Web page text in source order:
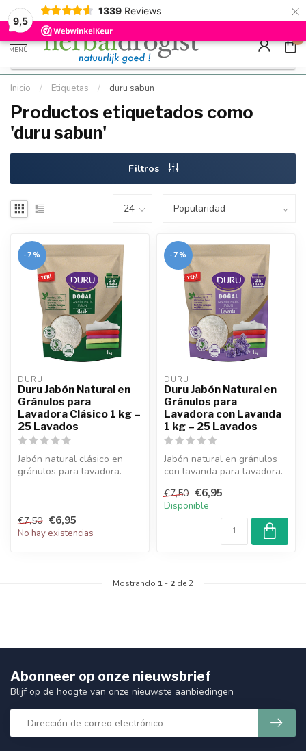
9,5
1339 Reviews ×
Kostenloser DE-Versand ab Mindestbestellwert |
Schnell geliefert
Minimum
Hızlı
MENÚ
0
Inicio / Etiquetas / duru sabun
Productos etiquetados como
'duru sabun'
Filtros
-7%
DURU
Duru Jabón Natural en
Gránulos para
Lavadora Clásico 1 kg –
25 Lavados
Jabón natural clásico en
gránulos para lavadora.
€7,50 €6,95
No hay existencias
-7%
DURU
Duru Jabón Natural en
Gránulos para
Lavadora con Lavanda
1 kg – 25 Lavados
Jabón natural en gránulos
con lavanda para lavadora.
da...
€7,50 €6,95
Disponible
Mostrando 1 - 2 de 2
Abonneer op onze nieuwsbrief
Blijf op de hoogte van onze nieuwste aanbiedingen